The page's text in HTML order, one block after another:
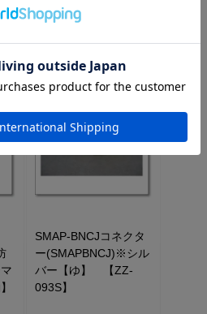
ちらの商品もチェックしています
いる商品はログインするとさらにお
SMAP-BNCJコネクタ
ー(SMAPBNCJ)※シル
バー【ゆ】 【ZZ-
093S】